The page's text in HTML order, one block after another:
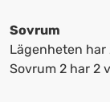
datum
Sovrum
Lägenheten har
Sovrum 2 har 2